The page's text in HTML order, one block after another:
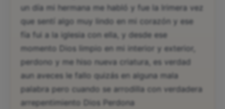
un día mi hermana me habló y fue la lrimera vez
que sentí algo muy lindo en mi corazón y ese
fía fui a la iglesia con ella, y desde ese
momento Dios limpio en mi interior y exterior,
perdono y me hiso nueva criatura, es verdad
aun aveces le fallo quizás en alguna mala
palabra pero cuando se arrodilla con verdadera
arrepentimiento Dios Perdona